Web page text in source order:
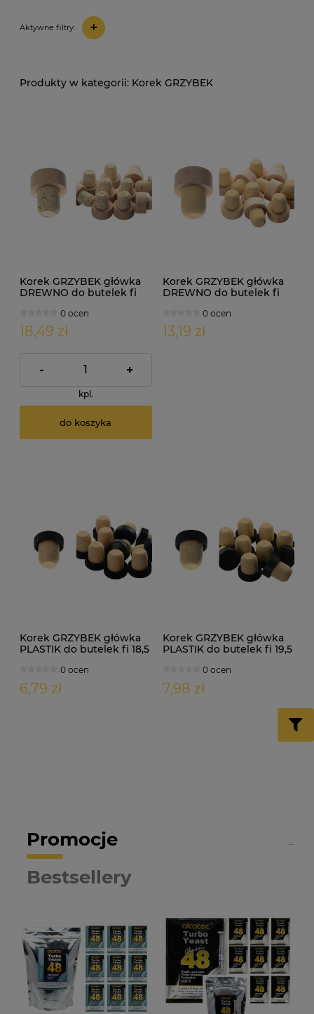
Aktywne filtry: +
Korek GRZYBEK
Korek GRZYBEK główka
DREWNO do butelek fi
0 ocen
18,49 zł
- +
kpl.
do koszyka
Korek GRZYBEK główka
DREWNO do butelek fi
0 ocen
13,19 zł
Korek GRZYBEK główka
PLASTIK do butelek fi 18,5
0 ocen
6,79 zł
Korek GRZYBEK główka
PLASTIK do butelek fi 19,5
0 ocen
7,98 zł
Promocje
Bestsellery